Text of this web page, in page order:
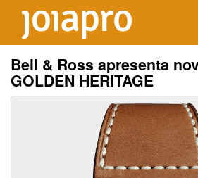
Bell & Ross apresenta
GOLDEN HERITAGE